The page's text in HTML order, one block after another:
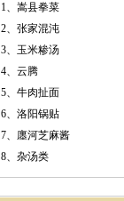
1、 嵩县拳菜
2、 张家混沌
3、 玉米糁汤
4、 云腾
5、 牛肉扯面
6、 洛阳锅贴
7、 廛河芝麻酱
8、 杂汤类